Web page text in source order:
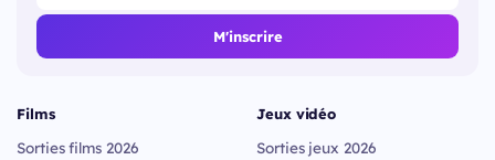
M'inscrire
Films
Sorties films 2026
Jeux vidéo
Sorties jeux 2026